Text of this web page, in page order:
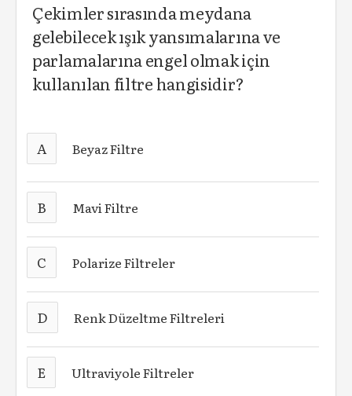
Çekimler sırasında meydana
gelebilecek ışık yansımalarına ve
parlamalarına engel olmak için
kullanılan filtre hangisidir?
A Beyaz Filtre
B Mavi Filtre
C Polarize Filtreler
D Renk Düzeltme Filtreleri
E Ultraviyole Filtreler